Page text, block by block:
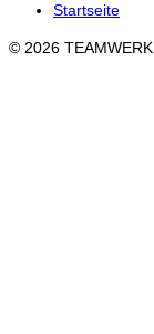
Startseite
© 2026